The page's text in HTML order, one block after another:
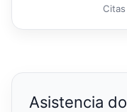
Asistencia